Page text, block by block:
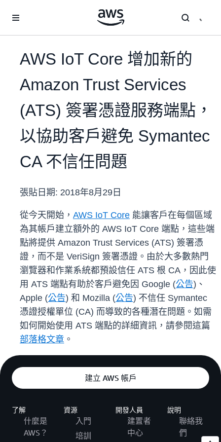
AWS IoT Core 增加新的
Amazon Trust Services
(ATS) 簽署憑證服務端點，
以協助客戶避免 Symantec
CA 不信任問題
張貼日期: 2018年8月29日
從今天開始， AWS IoT Core 能讓客戶在每個區域
為其帳戶建立額外的 AWS IoT Core 端點，這些端
點將提供 Amazon Trust Services (ATS) 簽署憑
證，而不是 VeriSign 簽署憑證。由於大多數熱門
瀏覽器和作業系統都預設信任 ATS 根 CA，因此使
用 ATS 端點有助於客戶避免因 Google (公告)、
Apple (公告) 和 Mozilla (公告) 不信任 Symantec
憑證授權單位 (CA) 而導致的各種潛在問題。如需
如何開始使用 ATS 端點的詳細資訊，請參閱這篇
部落格文章 。
建立 AWS 帳戶
了解
什麼是
AWS？
資源
入門
培訓
開發人員
建置者
中心
說明
聯絡我
們